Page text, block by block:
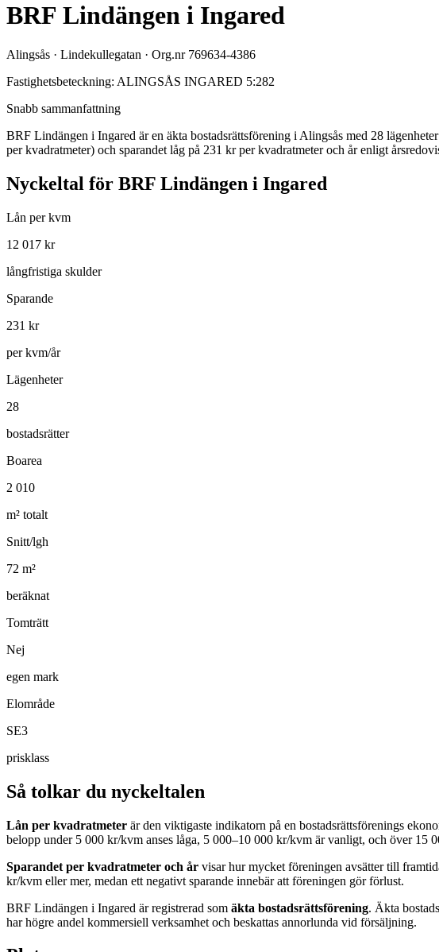
BRF Lindängen i Ingared
Alingsås · Lindekullegatan · Org.nr 769634-4386
Fastighetsbeteckning: ALINGSÅS INGARED 5:282
Snabb sammanfattning
BRF Lindängen i Ingared är en äkta bostadsrättsförening i Alingsås med 28
per kvadratmeter) och sparandet låg på 231 kr per kvadratmeter och år enligt
Nyckeltal för BRF Lindängen i Ingared
Lån per kvm
12 017 kr
långfristiga skulder
Sparande
231 kr
per kvm/år
Lägenheter
28
bostadsrätter
Boarea
2 010
m² totalt
Snitt/lgh
72 m²
beräknat
Tomträtt
Nej
egen mark
Elområde
SE3
prisklass
Så tolkar du nyckeltalen
Lån per kvadratmeter är den viktigaste indikatorn på en bostadsrättsförenings
belopp under 5 000 kr/kvm anses låga, 5 000–10 000 kr/kvm är vanligt, och över 15
Sparandet per kvadratmeter och år visar hur mycket föreningen avsätter till
kr/kvm eller mer, medan ett negativt sparande innebär att föreningen gör förlust.
BRF Lindängen i Ingared är registrerad som äkta bostadsrättsförening. Äkta
har högre andel kommersiell verksamhet och beskattas annorlunda vid försäljning.